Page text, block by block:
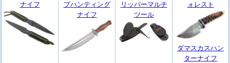
ナイフ
プハンティング
ナイフ
リッパーマルチ
ツール
ォレスト
ダマスカスハン
ターナイフ